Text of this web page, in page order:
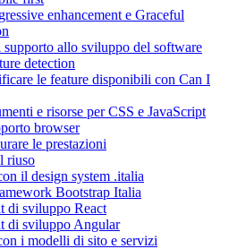
enhancement e Graceful
allo sviluppo del software
detection
le feature disponibili con Can I
e risorse per CSS e JavaScript
browser
le prestazioni
riuso
il design system .italia
Bootstrap Italia
di sviluppo React
di sviluppo Angular
i modelli di sito e servizi